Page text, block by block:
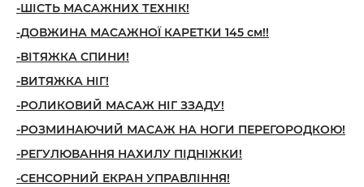
-ШІСТЬ МАСАЖНИХ ТЕХНІК!
-ДОВЖИНА МАСАЖНОЇ КАРЕТКИ 145 см!!
-ВІТЯЖКА СПИНИ!
-ВИТЯЖКА НІГ!
-РОЛИКОВИЙ МАСАЖ НІГ ЗЗАДУ!
-РОЗМИНАЮЧИЙ МАСАЖ НА НОГИ ПЕРЕГОРОДКОЮ!
-РЕГУЛЮВАННЯ НАХИЛУ ПІДНІЖКИ!
-СЕНСОРНИЙ ЕКРАН УПРАВЛІННЯ!